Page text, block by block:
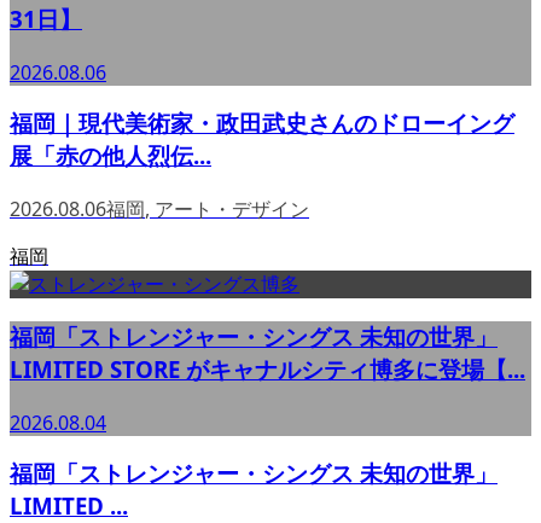
31日】
2026.08.06
福岡｜現代美術家・政田武史さんのドローイング
展「赤の他人烈伝...
2026.08.06福岡, アート・デザイン
福岡
福岡「ストレンジャー・シングス 未知の世界」
LIMITED STORE がキャナルシティ博多に登場【...
2026.08.04
福岡「ストレンジャー・シングス 未知の世界」
LIMITED ...